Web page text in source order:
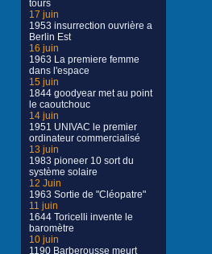
tours
17 juin
1953 insurrection ouvrière a
Berlin Est
16 juin
1963 La premiere femme
dans l'espace
15 juin
1844 goodyear met au point
le caoutchouc
14 juin
1951 UNIVAC le premier
ordinateur commercialisé
13 juin
1983 pioneer 10 sort du
système solaire
12 Juin
1963 Sortie de "Cléopatre"
11 juin
1644 Toricelli invente le
baromètre
10 juin
1190 Barberousse meurt